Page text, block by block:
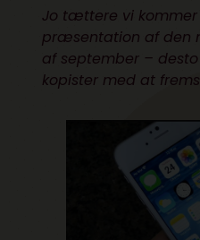
Jo tættere vi
præsentation af den
af september –
kopister med at